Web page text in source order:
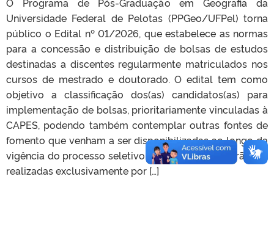
Universidade Federal de Pelotas (PPGeo/UFPel) torna
público o Edital nº 01/2026, que estabelece as normas
para a concessão e distribuição de bolsas de estudos
destinadas a discentes regularmente matriculados nos
cursos de mestrado e doutorado. O edital tem como
objetivo a classificação dos(as) candidatos(as) para
implementação de bolsas, prioritariamente vinculadas à
CAPES, podendo também contemplar outras fontes de
fomento que venham a ser disponibilizadas ao longo da
vigência do processo seletivo. As inscrições deverão ser
realizadas exclusivamente por […]